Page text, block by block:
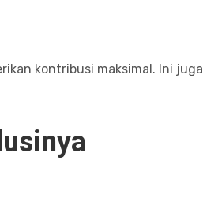
kontribusi maksimal. Ini juga